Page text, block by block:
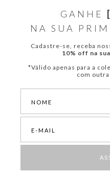
GANHE
NA SUA
Cadastre-se, receba
10% off na
*Válido apenas para a
com